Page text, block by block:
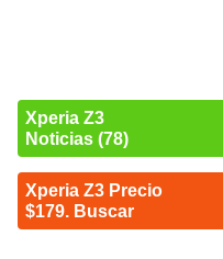
Xperia Z3
Noticias (78)
Xperia Z3 Precio
$179. Buscar